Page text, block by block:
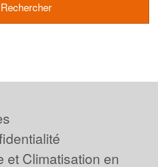
et Climatisation en